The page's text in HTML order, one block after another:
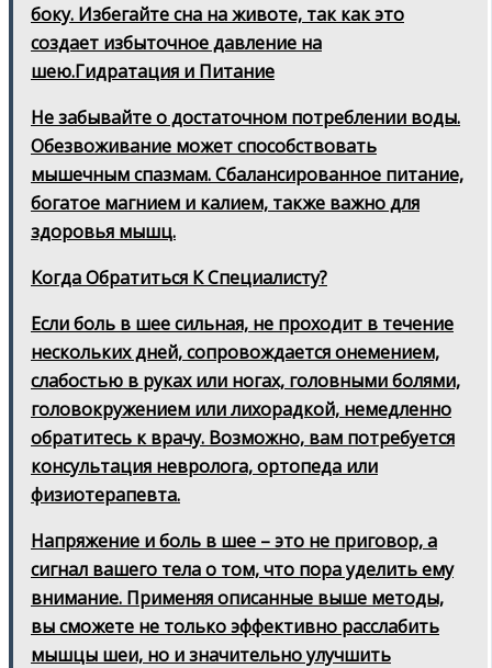
боку. Избегайте сна на животе, так как это
создает избыточное давление на
шею.Гидратация и Питание
Не забывайте о достаточном потреблении воды.
Обезвоживание может способствовать
мышечным спазмам. Сбалансированное питание,
богатое магнием и калием, также важно для
здоровья мышц.
Когда Обратиться К Специалисту?
Если боль в шее сильная, не проходит в течение
нескольких дней, сопровождается онемением,
слабостью в руках или ногах, головными болями,
головокружением или лихорадкой, немедленно
обратитесь к врачу. Возможно, вам потребуется
консультация невролога, ортопеда или
физиотерапевта.
Напряжение и боль в шее – это не приговор, а
сигнал вашего тела о том, что пора уделить ему
внимание. Применяя описанные выше методы,
вы сможете не только эффективно расслабить
мышцы шеи, но и значительно улучшить